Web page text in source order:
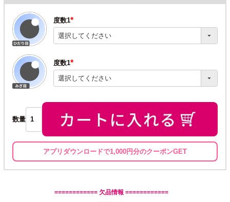
度数1
(必
須)
度数1
(必
須)
数量
アプリダウンロードで1,000円分のクーポンGET
============ 欠品情報 ============